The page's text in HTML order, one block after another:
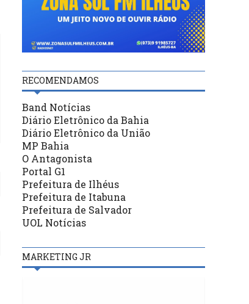
RECOMENDAMOS
Band Notícias
Diário Eletrônico da Bahia
Diário Eletrônico da União
MP Bahia
O Antagonista
Portal G1
Prefeitura de Ilhéus
Prefeitura de Itabuna
Prefeitura de Salvador
UOL Notícias
MARKETING JR